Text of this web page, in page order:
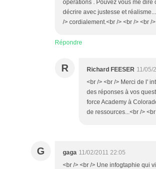
opérations . Pouvez vous me dire
décrire avec justesse et
/> cordialement.<br /> <br /> <br /
Répondre
R Richard FEESER 11/05/
<br /> <br /> Merci de l'
des réponses à vos
force Academy à
de ressources...<br />
G gaga 11/02/2011 22:05
<br /> <br /> Une infogtaphie qui